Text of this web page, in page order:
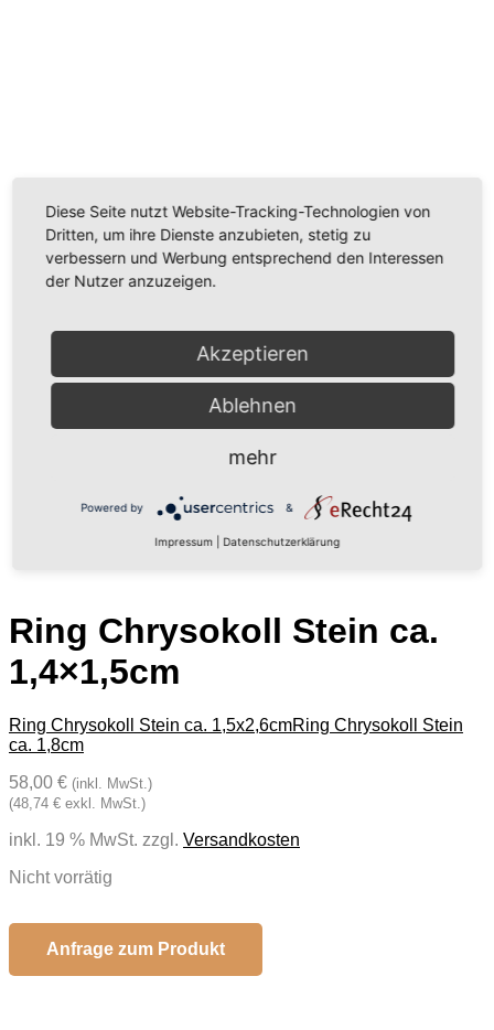
zu Ihren Aktivitäten sammeln. Bitte lesen Sie die Details
durch und stimmen Sie der Nutzung des Service zu,
um dieses Video anzusehen.
Akzeptieren
Usercentrics Consent Management
Ring Chrysokoll Stein ca.
1,4×1,5cm
Ring Chrysokoll Stein ca. 1,5x2,6cmRing Chrysokoll Stein
ca. 1,8cm
58,00 € (inkl. MwSt.)
(48,74 € exkl. MwSt.)
inkl. 19 % MwSt. zzgl. Versandkosten
Nicht vorrätig
Anfrage zum Produkt
Diese Seite nutzt Website-Tracking-Technologien von
Dritten, um ihre Dienste anzubieten, stetig zu
verbessern und Werbung entsprechend den Interessen
der Nutzer anzuzeigen.
Akzeptieren
Ablehnen
mehr
Powered by &
Impressum Datenschutzerklärung